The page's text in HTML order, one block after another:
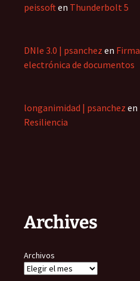
peissoften Thunderbolt 5
DNIe 3.0 | psanchez en Firma
electrónica de documentos
longanimidad | psanchez en
Resiliencia
Archives
Archivos